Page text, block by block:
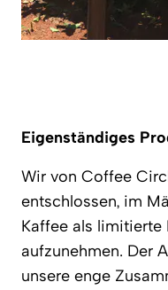
Eigenständiges
Wir von Coffee
entschlossen, im
Kaffee als
aufzunehmen. Der
unsere enge